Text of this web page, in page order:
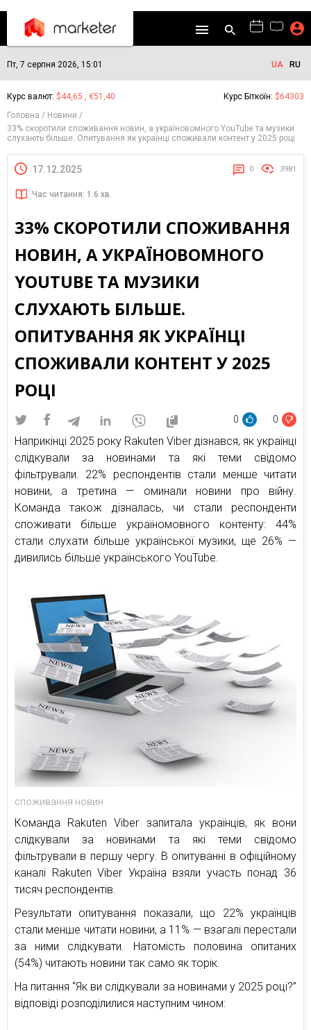
Пт, 7 серпня 2026, 15:01 UA RU
Курс валют: $44,65 , €51,40 Курс Біткоїн: $64303
Головна
Новини
33% скоротили споживання новин, а україновомного YouTube та музики
слухають більше. Опитування як українці споживали контент у 2025 році
17.12.2025 0 3981
Час читання: 1.6 хв.
33% СКОРОТИЛИ СПОЖИВАННЯ
НОВИН, А УКРАЇНОВОМНОГО
YOUTUBE ТА МУЗИКИ
СЛУХАЮТЬ БІЛЬШЕ.
ОПИТУВАННЯ ЯК УКРАЇНЦІ
СПОЖИВАЛИ КОНТЕНТ У 2025
РОЦІ
0 0
Наприкінці 2025 року Rakuten Viber дізнався, як українці
слідкували за новинами та які теми свідомо
фільтрували. 22% респондентів стали менше читати
новини, а третина — оминали новини про війну.
Команда також дізналась, чи стали респонденти
споживати більше україномовного контенту: 44%
стали слухати більше української музики, ще 26% —
дивились більше українського YouTube.
споживання новин
Команда Rakuten Viber запитала українців, як вони
слідкували за новинами та які теми свідомо
фільтрували в першу чергу. В опитуванні в офіційному
каналі Rakuten Viber Україна взяли участь понад 36
тисяч респондентів.
Результати опитування показали, що 22% українців
стали менше читати новини, а 11% — взагалі перестали
за ними слідкувати. Натомість половина опитаних
(54%) читають новини так само як торік.
На питання “Як ви слідкували за новинами у 2025 році?”
відповіді розподілилися наступним чином: